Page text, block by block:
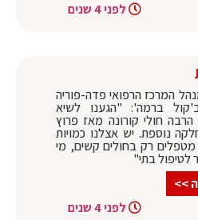
לפני 4 שנים
המרכז הרפואי פדה-פוריה
ברמה': "הגענו לשיא
חולי קורונה מאז פרוץ
נוספת. יש אצלנו כמויות
מטפלים רק בחולים קשים, מי
לטיפול בתי"
>>
לפני 4 שנים